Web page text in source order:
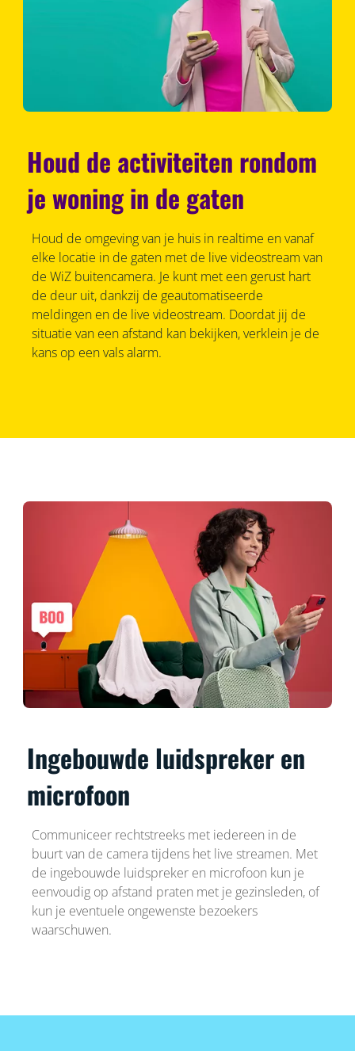
Houd de activiteiten rondom
je woning in de gaten
Houd de omgeving van je huis in realtime en vanaf
elke locatie in de gaten met de live videostream van
de WiZ buitencamera. Je kunt met een gerust hart
de deur uit, dankzij de geautomatiseerde
meldingen en de live videostream. Doordat jij de
situatie van een afstand kan bekijken, verklein je de
kans op een vals alarm.
Ingebouwde luidspreker en
microfoon
Communiceer rechtstreeks met iedereen in de
buurt van de camera tijdens het live streamen. Met
de ingebouwde luidspreker en microfoon kun je
eenvoudig op afstand praten met je gezinsleden, of
kun je eventuele ongewenste bezoekers
waarschuwen.